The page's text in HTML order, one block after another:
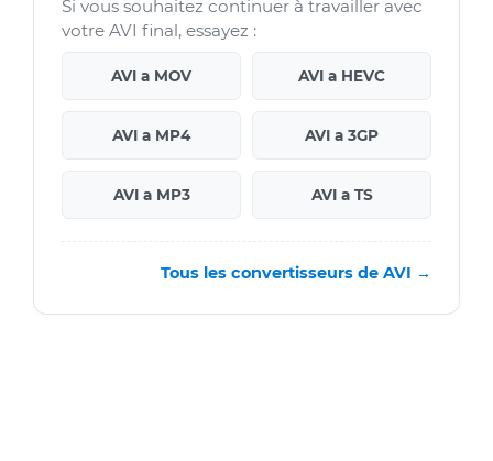
Si vous souhaitez continuer à travailler avec
votre AVI final, essayez :
AVI a MOV AVI a HEVC
AVI a MP4 AVI a 3GP
AVI a MP3 AVI a TS
Tous les convertisseurs de AVI →